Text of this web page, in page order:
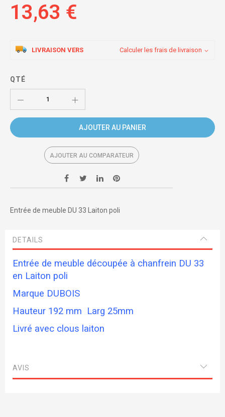
13,63 €
LIVRAISON VERS Calculer les frais de livraison
QTÉ
AJOUTER AU PANIER
AJOUTER AU COMPARATEUR
Entrée de meuble DU 33 Laiton poli
DETAILS
Entrée de meuble découpée à chanfrein DU 33
en Laiton poli
Marque DUBOIS
Hauteur 192 mm Larg 25mm
Livré avec clous laiton
AVIS